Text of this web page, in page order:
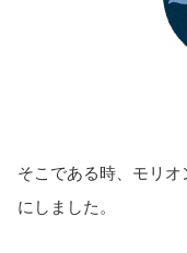
そこである時、モリ
にしました。